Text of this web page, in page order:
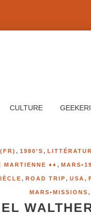
CULTURE
, 1980'S ,
MARTIENNE ♦♦ ,
, ROAD TRIP , USA ,
MARS•MISSIONS ,